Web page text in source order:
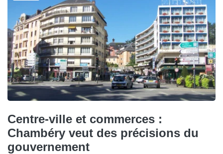
Centre-ville et commerces :
Chambéry veut des précisions du
gouvernement